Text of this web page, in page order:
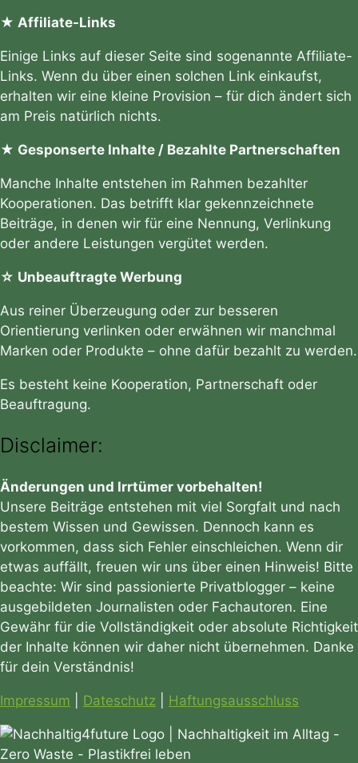
★ Affiliate-Links
Einige Links auf dieser Seite sind sogenannte Affiliate-
Links. Wenn du über einen solchen Link einkaufst,
erhalten wir eine kleine Provision – für dich ändert sich
am Preis natürlich nichts.
★ Gesponserte Inhalte / Bezahlte Partnerschaften
Manche Inhalte entstehen im Rahmen bezahlter
Kooperationen. Das betrifft klar gekennzeichnete
Beiträge, in denen wir für eine Nennung, Verlinkung
oder andere Leistungen vergütet werden.
☆ Unbeauftragte Werbung
Aus reiner Überzeugung oder zur besseren
Orientierung verlinken oder erwähnen wir manchmal
Marken oder Produkte – ohne dafür bezahlt zu werden.
Es besteht keine Kooperation, Partnerschaft oder
Beauftragung.
Disclaimer:
Änderungen und Irrtümer vorbehalten!
Unsere Beiträge entstehen mit viel Sorgfalt und nach
bestem Wissen und Gewissen. Dennoch kann es
vorkommen, dass sich Fehler einschleichen. Wenn dir
etwas auffällt, freuen wir uns über einen Hinweis! Bitte
beachte: Wir sind passionierte Privatblogger – keine
ausgebildeten Journalisten oder Fachautoren. Eine
Gewähr für die Vollständigkeit oder absolute Richtigkeit
der Inhalte können wir daher nicht übernehmen. Danke
für dein Verständnis!
Impressum Dateschutz Haftungsausschluss